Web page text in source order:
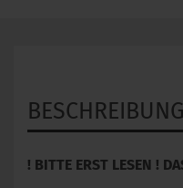
BESCHREIBUNG
! BITTE ERST LESEN !